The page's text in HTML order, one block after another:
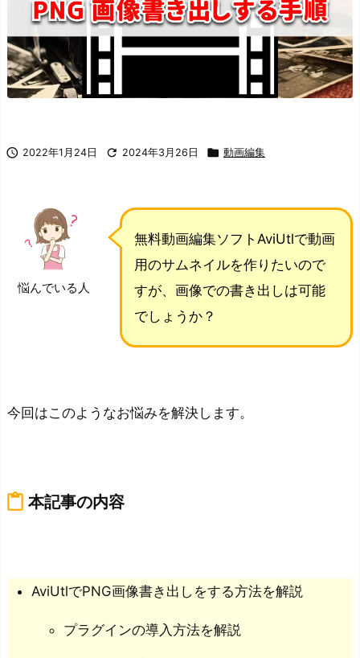
 2022年1月24日  2024年3月26日  動画編集
悩んでいる人
無料動画編集ソフトAviUtlで動画
用のサムネイルを作りたいので
すが、画像での書き出しは可能
でしょうか？
今回はこのようなお悩みを解決します。
content_paste 本記事の内容
AviUtlでPNG画像書き出しをする方法を解説
プラグインの導入方法を解説